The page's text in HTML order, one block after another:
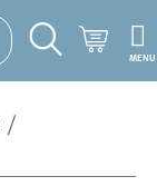
Hakutoiminto
MENU
/